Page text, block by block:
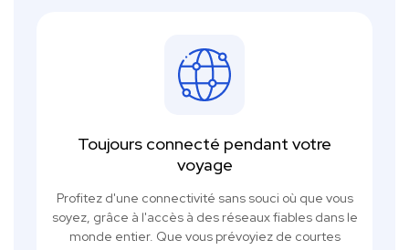
Toujours connecté pendant votre
voyage
Profitez d'une connectivité sans souci où que vous
soyez, grâce à l'accès à des réseaux fiables dans le
monde entier. Que vous prévoyiez de courtes